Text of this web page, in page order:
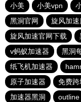
小美
小美vpn
黑洞官网
旋风加速
旋风加速官网下载
v蚂蚁加速器
黑洞
纸飞机加速器
原子加速器
免费
加速器黑洞
outline